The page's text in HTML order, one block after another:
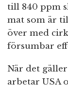
till 840 ppm
mat som är
över med
försumbar
När det
arbetar USA